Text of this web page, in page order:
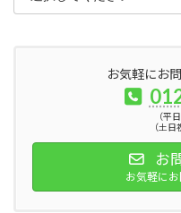
お気軽にお
（平
（土
お
お気軽に